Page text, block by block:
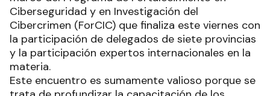
Ciberseguridad y en Investigación del
Cibercrimen (ForCIC) que finaliza este viernes con
la participación de delegados de siete provincias
y la participación expertos internacionales en la
materia.
Este encuentro es sumamente valioso porque se